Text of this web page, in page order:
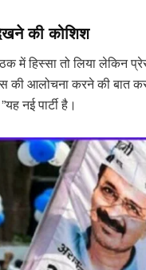
की कोशिश
में हिस्सा तो लिया लेकिन
की आलोचना करने की बात
नई पार्टी है।